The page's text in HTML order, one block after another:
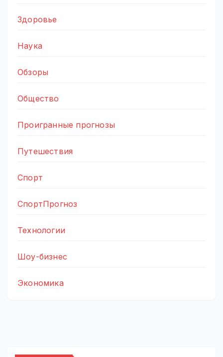
Здоровье
Наука
Обзоры
Общество
Проигранные прогнозы
Путешествия
Спорт
СпортПрогноз
Технологии
Шоу-бизнес
Экономика